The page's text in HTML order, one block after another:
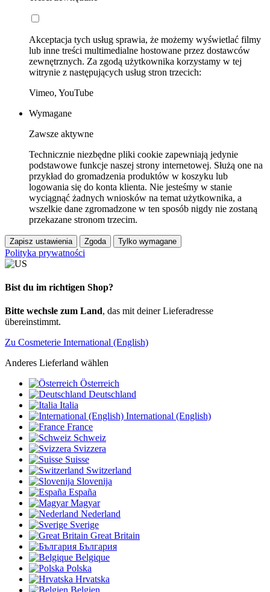
Akceptacja tych usług sprawia, że możemy wyświetlać filmy
lub inne treści multimedialne hostowane przez dostawców
zewnętrznych. Za zgodą użytkownika korzystamy w tej
witrynie z następujących usług stron trzecich:
Vimeo, YouTube
Wymagane
Zawsze aktywne
Technicznie niezbędne pliki cookie zapewniają jedynie
podstawowe funkcje naszej strony internetowej. Służą one na
przykład do gromadzenia produktów w koszyku lub
logowania się do konta klienta. Nie jesteśmy w stanie
wyciągnąć żadnych wniosków na temat użytkownika, a
wszelkie dane zgromadzone w ten sposób nigdy nie zostaną
przekazane stronom trzecim.
Zapisz ustawienia Zgoda Tylko wymagane
Polityka prywatności
Bist du im richtigen Shop?
Bitte wechsle zum Land, das mit deiner Lieferadresse
übereinstimmt.
Zu Cosmeterie International (English)
Anderes Lieferland wählen
Österreich
Deutschland
Italia
International (English)
France
Schweiz
Svizzera
Suisse
Switzerland
Slovenija
España
Magyar
Nederland
Sverige
Great Britain
България
Belgique
Polska
Hrvatska